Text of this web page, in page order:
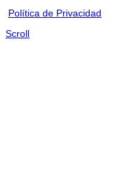
Política de Privacidad
Scroll